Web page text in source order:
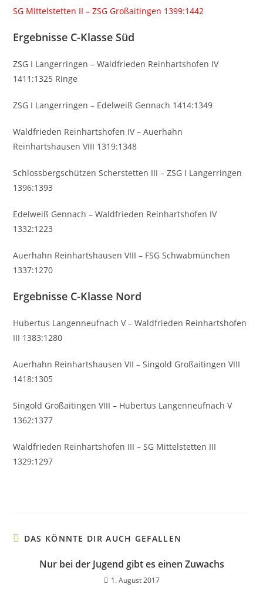
SG Mittelstetten II – ZSG Großaitingen 1399:1442
Ergebnisse C-Klasse Süd
ZSG I Langerringen – Waldfrieden Reinhartshofen IV
1411:1325 Ringe
ZSG I Langerringen – Edelweiß Gennach 1414:1349
Waldfrieden Reinhartshofen IV – Auerhahn
Reinhartshausen VIII 1319:1348
Schlossbergschützen Scherstetten III – ZSG I Langerringen
1396:1393
Edelweiß Gennach – Waldfrieden Reinhartshofen IV
1332:1223
Auerhahn Reinhartshausen VIII – FSG Schwabmünchen
1337:1270
Ergebnisse C-Klasse Nord
Hubertus Langenneufnach V – Waldfrieden Reinhartshofen
III 1383:1280
Auerhahn Reinhartshausen VII – Singold Großaitingen VIII
1418:1305
Singold Großaitingen VIII – Hubertus Langenneufnach V
1362:1377
Waldfrieden Reinhartshofen III – SG Mittelstetten III
1329:1297
DAS KÖNNTE DIR AUCH GEFALLEN
Nur bei der Jugend gibt es einen Zuwachs
1. August 2017